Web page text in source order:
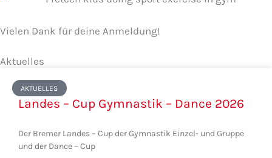
Vielen Dank für deine Anmeldung!
Aktuelles
AKTUELLES
Landes – Cup Gymnastik – Dance 2026
Der Bremer Landes – Cup der Gymnastik Einzel- und Gruppe
und der Dance – Cup
e
e
e
i
e
e
i
e